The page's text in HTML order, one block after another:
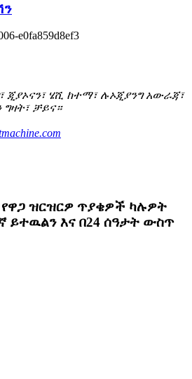
ጂያኦናን፣ ሄሺ ከተማ፣ ሉኦጂያንግ አውራጃ፣
ቻይና።
ዝርዝርዎ ጥያቄዎች ካሉዎት
ይተዉልን እና በ24 ሰዓታት ውስጥ